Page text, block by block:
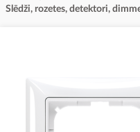
Slēdži, rozetes, detektori,